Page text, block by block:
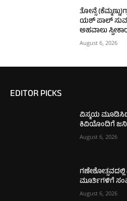
ತೋನ್ಸೆ
ಯಶ್ ಪಾಲ್
ಅಹವಾಲು
August 6, 2026
EDITOR PICKS
ವಿಸ್ಮಯ ಮೂಡಿಸಿದ
ಕಿವಿಯೊಂದಿಗೆ
August 6, 2026
ಮೂರ್ತಿಗಳಿಗೆ
August 6, 2026